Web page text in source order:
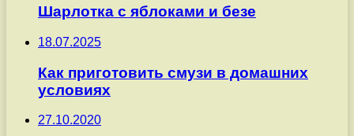
Шарлотка с яблоками и безе
18.07.2025
Как приготовить смузи в домашних
условиях
27.10.2020